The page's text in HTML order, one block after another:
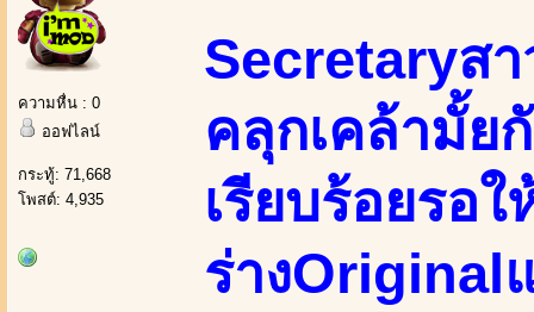
ความหื่น : 0
ออฟไลน์
กระทู้: 71,668
โพสต์: 4,935
Secretaryส
คลุกเคล้ามั้ย
เรียบร้อยรอ
ร่างOriginal